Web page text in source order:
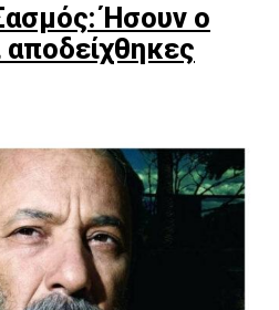
Ήσουν ο